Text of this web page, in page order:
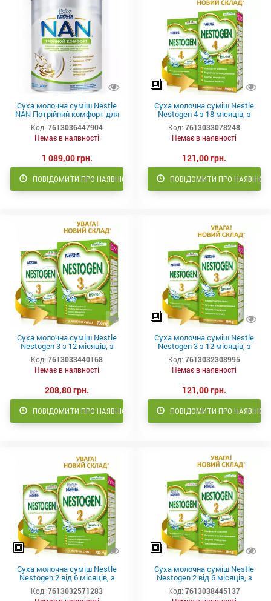
Суха молочна суміш Nestle
NAN Потрійний комфорт для
дітей з народження, 800г
Код: 7613036447904
Немає в наявності
1 089,00 грн.
ПОВІДОМИТИ ПРО НАЯВНІСТЬ
Суха молочна суміш Nestle
Nestogen 4 з 18 місяців, з
пробіотиками та
лактобактеріями 350 г
Код: 7613033078248
Немає в наявності
121,00 грн.
ПОВІДОМИТИ ПРО
Суха молочна суміш Nestle
Nestogen 3 з 12 місяців, з
пробіотиками та
лактобактеріями 700 г
Код: 7613033440168
Немає в наявності
208,80 грн.
ПОВІДОМИТИ ПРО НАЯВНІСТЬ
Суха молочна суміш Nestle
Nestogen 3 з 12 місяців, з
пробіотиками та
лактобактеріями 350 г
Код: 7613032308995
Немає в наявності
121,00 грн.
ПОВІДОМИТИ ПРО
Суха молочна суміш Nestle
Nestogen 2 від 6 місяців, з
пробіотиками та
лактобактеріями 700 г
Код: 7613032571283
Суха молочна суміш Nestle
Nestogen 2 від 6 місяців, з
пробіотиками та
лактобактеріями 350 г
Код: 7613038445137